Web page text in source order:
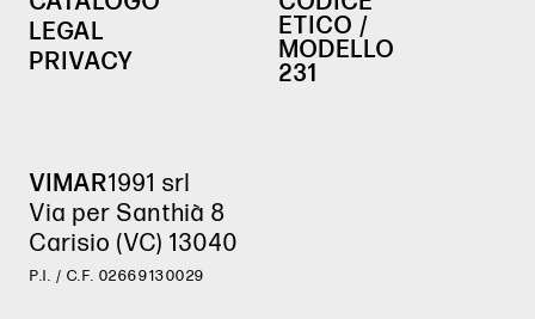
VIMAR1991 srl
Via per Santhià 8
Carisio (VC) 13040
P.I. / C.F. 02669130029
LEGAL
PRIVACY
ETICO /
MODELLO
231